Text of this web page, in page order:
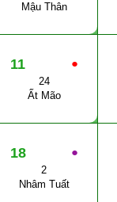
Mậu Thân
●
11
24
Ất Mão
●
18
2
Nhâm Tuất